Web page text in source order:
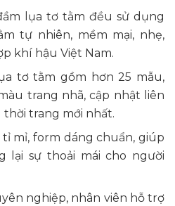
lụa tơ tằm đều sử dụng
tự nhiên, mềm mại, nhẹ,
khí hậu Việt Nam.
tơ tằm gồm hơn 25 mẫu,
trang nhã, cập nhật liên
trang mới nhất.
mỉ, form dáng chuẩn, giúp
lại sự thoải mái cho người
nghiệp, nhân viên hỗ trợ